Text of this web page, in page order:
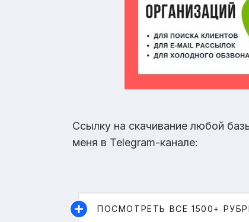
Ссылку на скачивание любой
меня в Telegram-канале:
ПОСМОТРЕТЬ ВСЕ 1500+